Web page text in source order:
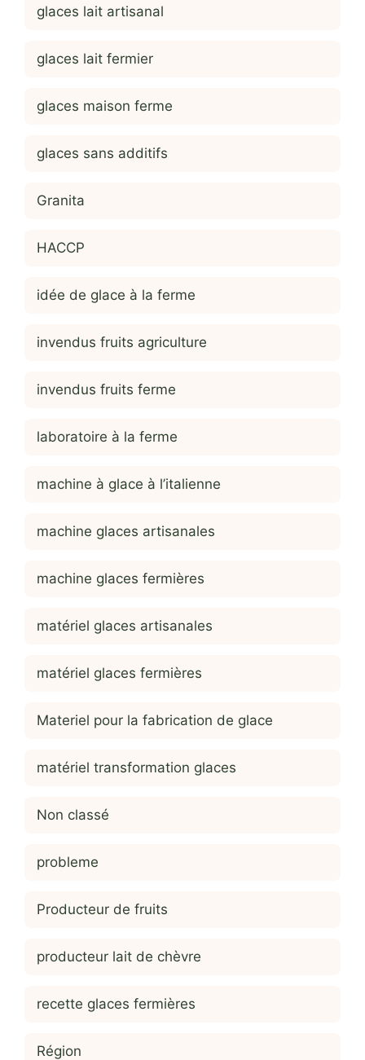
glaces lait artisanal
glaces lait fermier
glaces maison ferme
glaces sans additifs
Granita
HACCP
idée de glace à la ferme
invendus fruits agriculture
invendus fruits ferme
laboratoire à la ferme
machine à glace à l’italienne
machine glaces artisanales
machine glaces fermières
matériel glaces artisanales
matériel glaces fermières
Materiel pour la fabrication de glace
matériel transformation glaces
Non classé
probleme
Producteur de fruits
producteur lait de chèvre
recette glaces fermières
Région